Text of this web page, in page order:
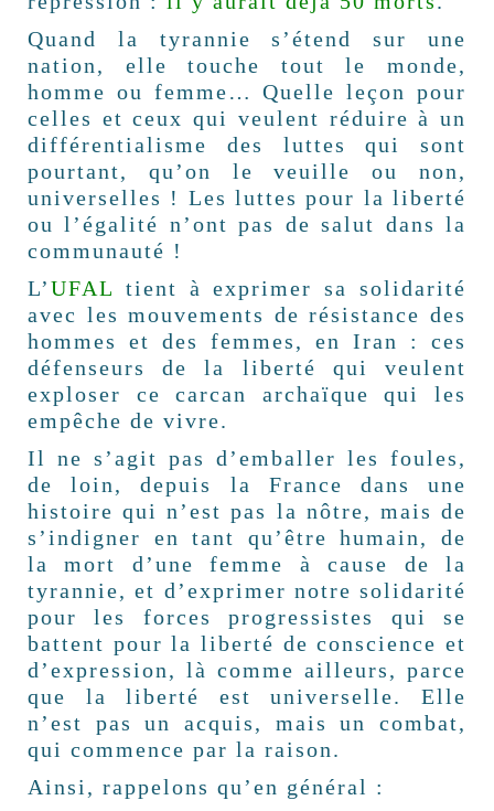
Quand la tyrannie s’étend sur une
nation, elle touche tout le monde,
homme ou femme… Quelle leçon pour
celles et ceux qui veulent réduire à un
différentialisme des luttes qui sont
pourtant, qu’on le veuille ou non,
universelles ! Les luttes pour la liberté
ou l’égalité n’ont pas de salut dans la
communauté !
L’UFAL tient à exprimer sa solidarité
avec les mouvements de résistance des
hommes et des femmes, en Iran : ces
défenseurs de la liberté qui veulent
exploser ce carcan archaïque qui les
empêche de vivre.
Il ne s’agit pas d’emballer les foules,
de loin, depuis la France dans une
histoire qui n’est pas la nôtre, mais de
s’indigner en tant qu’être humain, de
la mort d’une femme à cause de la
tyrannie, et d’exprimer notre solidarité
pour les forces progressistes qui se
battent pour la liberté de conscience et
d’expression, là comme ailleurs, parce
que la liberté est universelle. Elle
n’est pas un acquis, mais un combat,
qui commence par la raison.
Ainsi, rappelons qu’en général :